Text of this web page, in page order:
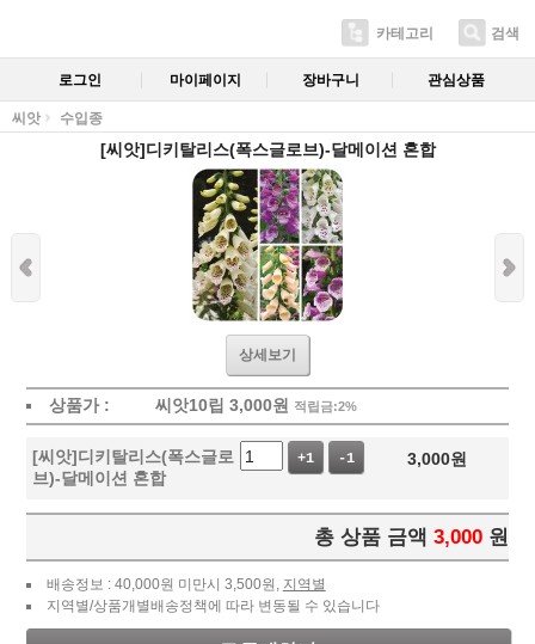
카테고리 검색
로그인 마이페이지 장바구니 관심상품
씨앗 수입종
[씨앗]디키탈리스(폭스글로브)-달메이션 혼합
상세보기
상품가 : 씨앗10립 3,000원 적립금:2%
[씨앗]디키탈리스(폭스글로
브)-달메이션 혼합
+1 -1 3,000원
총 상품 금액 3,000 원
배송정보 : 40,000원 미만시 3,500원, 지역별
지역별/상품개별배송정책에 따라 변동될 수 있습니다